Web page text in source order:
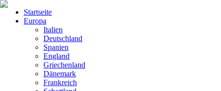
Startseite
Europa
Italien
Deutschland
Spanien
England
Griechenland
Dänemark
Frankreich